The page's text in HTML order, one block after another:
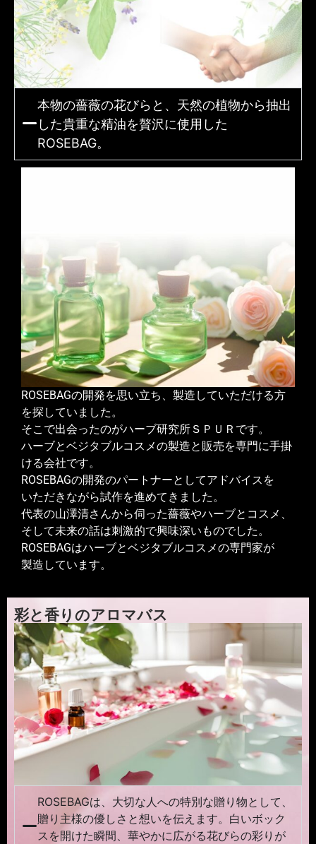
本物の薔薇の花びらと、天然の植物から抽出
した貴重な精油を贅沢に使用した
ROSEBAG。
ROSEBAGの開発を思い立ち、製造していただける方
を探していました。
そこで出会ったのがハーブ研究所ＳＰＵＲです。
ハーブとベジタブルコスメの製造と販売を専門に手掛
ける会社です。
ROSEBAGの開発のパートナーとしてアドバイスを
いただきながら試作を進めてきました。
代表の山澤清さんから伺った薔薇やハーブとコスメ、
そして未来の話は刺激的で興味深いものでした。
ROSEBAGはハーブとベジタブルコスメの専門家が
製造しています。
彩と香りのアロマバス
ROSEBAGは、大切な人への特別な贈り物として、
贈り主様の優しさと想いを伝えます。白いボック
スを開けた瞬間、華やかに広がる花びらの彩りが